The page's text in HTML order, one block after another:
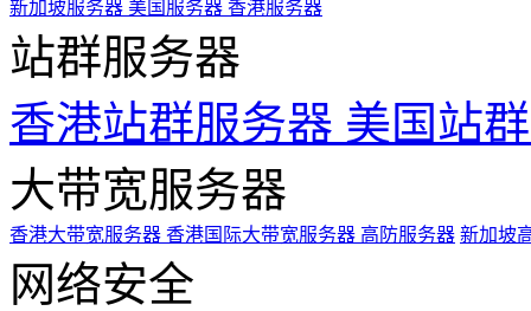
新加坡服务器 美国服务器 香港服务器
站群服务器
香港站群服务器 美国站
大带宽服务器
香港大带宽服务器 香港国际大带宽服务器 高防服务器 新加坡
网络安全